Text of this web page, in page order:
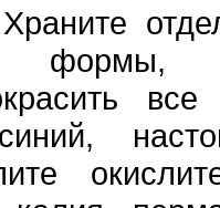
Храните
формы,